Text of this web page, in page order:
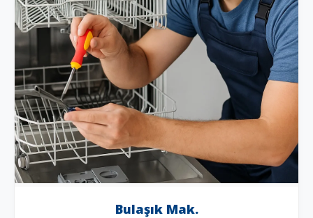
Bulaşık Mak.